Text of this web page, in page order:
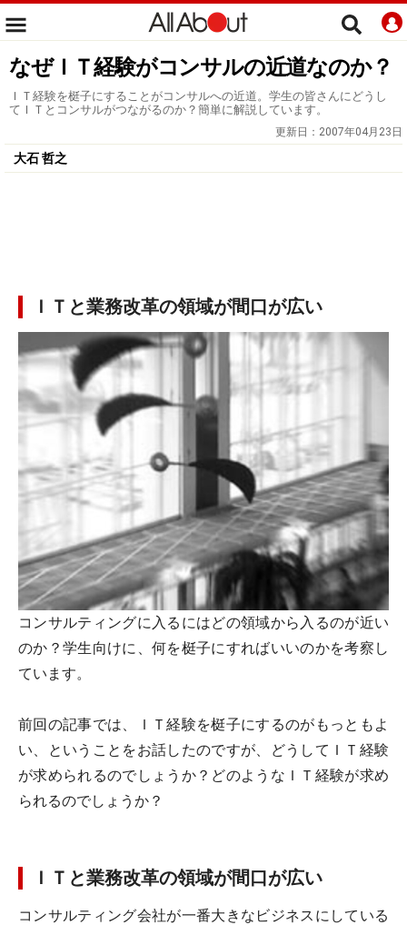
なぜＩＴ経験がコンサルの近道なのか？
ＩＴ経験を梃子にすることがコンサルへの近道。学生の皆さんにどうし
てＩＴとコンサルがつながるのか？簡単に解説しています。
更新日： 2007年04月23日
大石 哲之
ＩＴと業務改革の領域が間口が広い
コンサルティングに入るにはどの領域から入るのが近い
のか？学生向けに、何を梃子にすればいいのかを考察し
ています。
前回の記事では、ＩＴ経験を梃子にするのがもっともよ
い、ということをお話したのですが、どうしてＩＴ経験
が求められるのでしょうか？どのようなＩＴ経験が求め
られるのでしょうか？
ＩＴと業務改革の領域が間口が広い
コンサルティング会社が一番大きなビジネスにしている